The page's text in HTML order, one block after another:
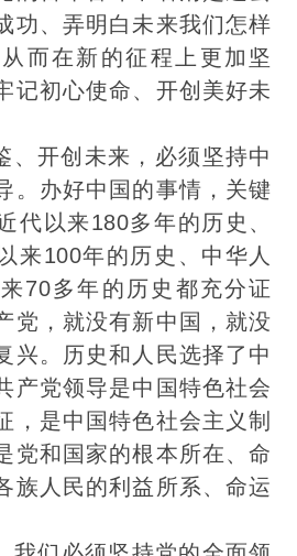
功、弄明白未来我们怎样
而在新的征程上更加坚
记初心使命、开创美好未
开创未来，必须坚持中
。办好中国的事情，关键
代以来180多年的历史、
来100年的历史、中华人
70多年的历史都充分证
党，就没有新中国，就没
兴。历史和人民选择了中
产党领导是中国特色社会
，是中国特色社会主义制
党和国家的根本所在、命
族人民的利益所系、命运